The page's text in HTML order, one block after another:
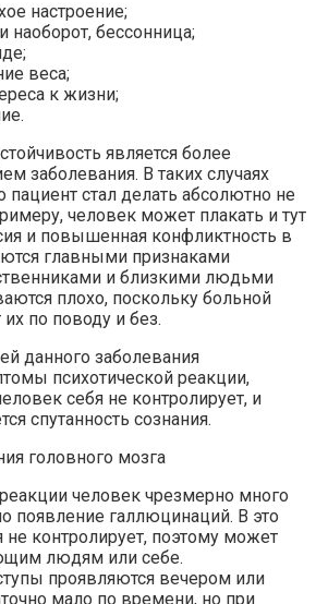
настроение;
наоборот, бессонница;
веса;
к жизни;
является более
заболевания. В таких случаях
пациент стал делать абсолютно не
человек может плакать и тут
и повышенная конфликтность в
главными признаками
и близкими людьми
плохо, поскольку больной
по поводу и без.
данного заболевания
психотической реакции,
себя не контролирует, и
спутанность сознания.
человек чрезмерно много
появление галлюцинаций. В это
контролирует, поэтому может
людям или себе.
проявляются вечером или
мало по времени, но при